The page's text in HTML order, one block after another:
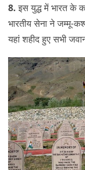
8. इस युद्ध में भारत के
भारतीय सेना ने जम्मू-
यहां शहीद हुए सभी